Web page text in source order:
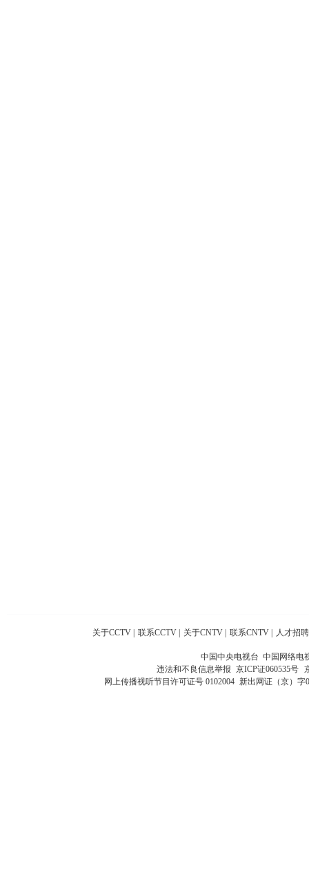
关于CCTV 联系CCTV 关于CNTV 联系CNTV 人才招聘
中国中央电视台 中国网络电
违法和不良信息举报 京ICP证060535号
网上传播视听节目许可证号 0102004 新出网证（京）